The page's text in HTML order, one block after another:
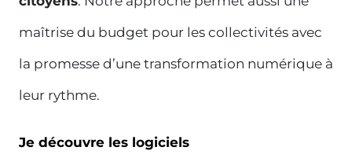
maîtrise du budget pour les collectivités avec
la promesse d’une transformation numérique à
leur rythme.